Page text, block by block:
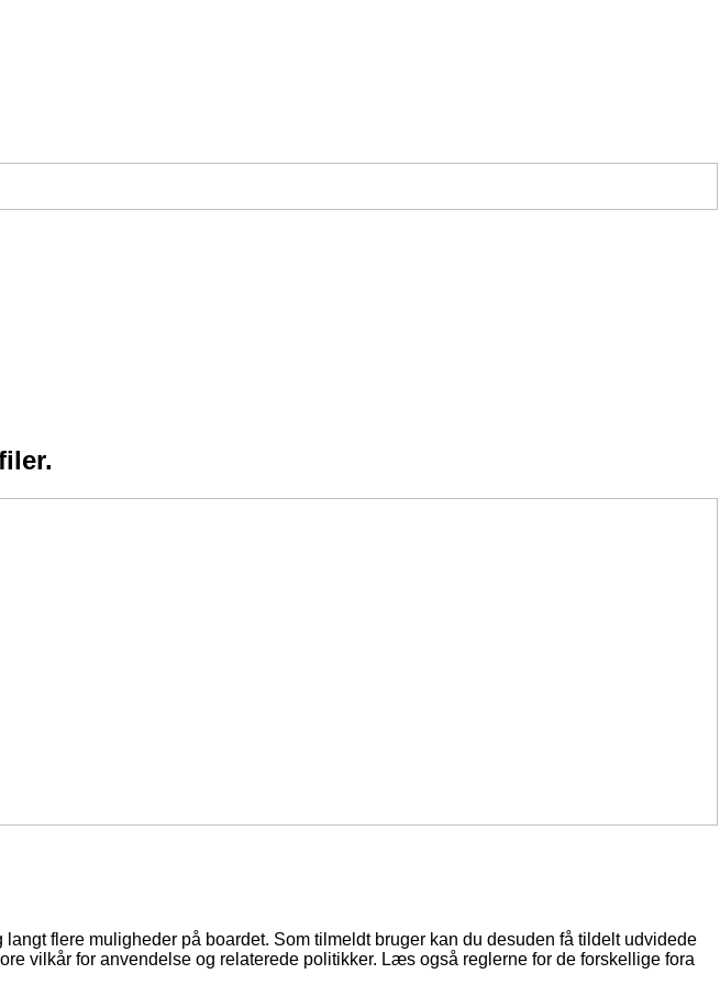
flere muligheder på boardet. Som tilmeldt bruger kan du desuden få tildelt udvidede
vilkår for anvendelse og relaterede politikker. Læs også reglerne for de forskellige fora